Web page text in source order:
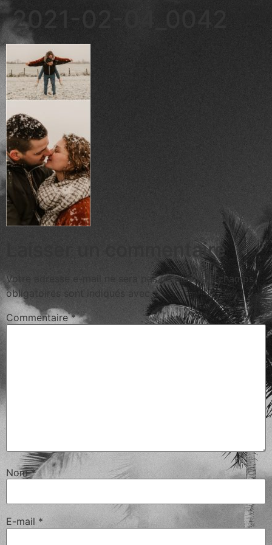
2021-02-04_0042
Laisser un commentaire
Votre adresse e-mail ne sera pas publiée. Les champs
obligatoires sont indiqués avec*
Commentaire*
Nom*
E-mail *